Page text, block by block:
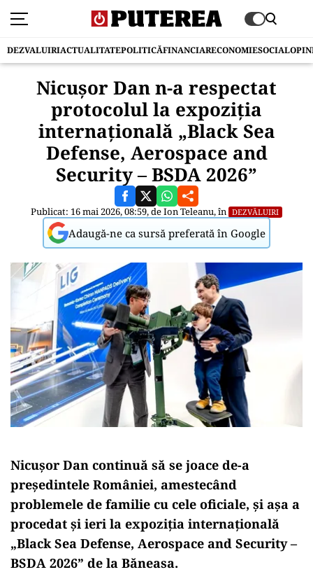
DEZVALUIRIACTUALITATEPOLITICĂFINANCIARECONOMIESOCIAL
Nicușor Dan n-a respectat
protocolul la expoziţia
internaţională „Black Sea
Defense, Aerospace and
Security – BSDA 2026”
Publicat: 16 mai 2026, 08:59, deIon Teleanu, în DEZVĂLUIRI
Adaugă-ne ca sursă preferată în Google
Nicușor Dan continuă să se joace de-a
președintele României, amestecând
problemele de familie cu cele oficiale, și așa a
procedat și ieri la expoziția internațională
„Black Sea Defense, Aerospace and Security –
BSDA 2026” de la Băneasa.